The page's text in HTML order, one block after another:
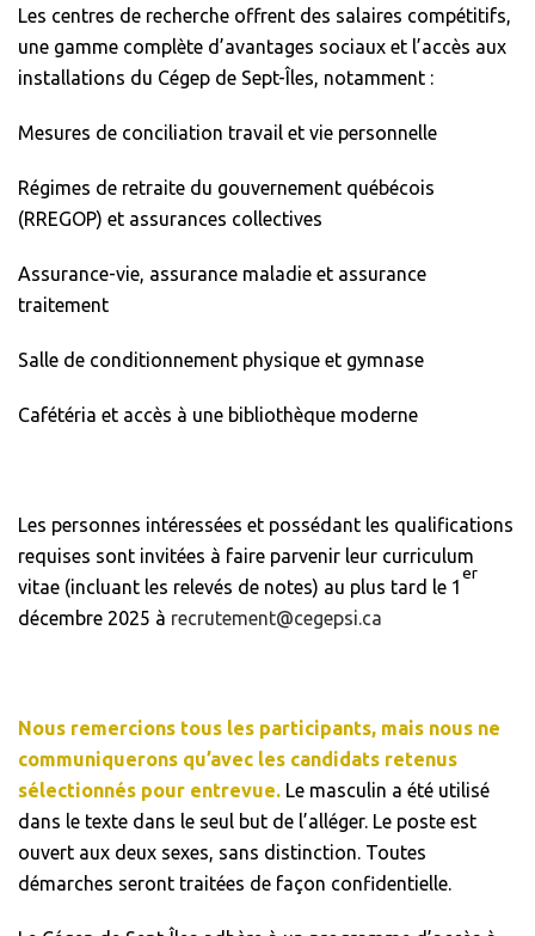
Les centres de recherche offrent des salaires compétitifs,
une gamme complète d’avantages sociaux et l’accès aux
installations du Cégep de Sept-Îles, notamment :
Mesures de conciliation travail et vie personnelle
Régimes de retraite du gouvernement québécois
(RREGOP) et assurances collectives
Assurance-vie, assurance maladie et assurance
traitement
Salle de conditionnement physique et gymnase
Cafétéria et accès à une bibliothèque moderne
Les personnes intéressées et possédant les qualifications
requises sont invitées à faire parvenir leur curriculum
vitae (incluant les relevés de notes) au plus tard le 1
er
décembre 2025 à recrutement@cegepsi.ca
Nous remercions tous les participants, mais nous ne
communiquerons qu’avec les candidats retenus
sélectionnés pour entrevue. Le masculin a été utilisé
dans le texte dans le seul but de l’alléger. Le poste est
ouvert aux deux sexes, sans distinction. Toutes
démarches seront traitées de façon confidentielle.